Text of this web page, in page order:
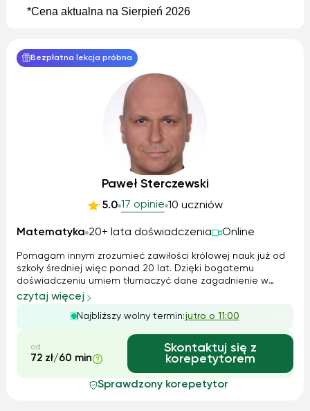
*Cena aktualna na Sierpień 2026
Bezpłatna lekcja próbna
Paweł Sterczewski
5.0 17 opinie 10 uczniów
Matematyka 20+ lata doświadczenia Online
Pomagam innym zrozumieć zawiłości królowej nauk już od
szkoły średniej więc ponad 20 lat. Dzięki bogatemu
doświadczeniu umiem tłumaczyć dane zagadnienie w
bardzo przystępny sposób odnosząc się często do
doświadczeń ucznia i jego zainteresowań. Układam
autorskie zadania "Matematyka w życiu", które po...
czytaj więcej
Najbliższy wolny termin:jutro o 11:00
od
72 zł/60 min
Skontaktuj się z
korepetytorem
Sprawdzony korepetytor